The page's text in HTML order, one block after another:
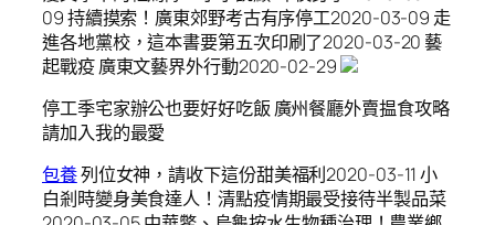
09 持續摸索！廣東郊野考古有序停工2020-03-09 走
進各地黨校，這本書要第五次印刷了2020-03-20 藝
起戰疫 廣東文藝界外行動2020-02-29
停工季宅家辦公也要好好吃飯 廣州餐廳外賣揾食攻略
請加入我的最愛
包養列位女神，請收下這份甜美福利2020-03-11 小
白剎時變身美食達人！清點疫情期最受接待半製品菜